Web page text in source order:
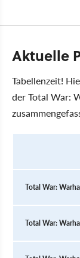
Aktuelle
Tabellenzeit!
der Total War:
Total War:
Total War: